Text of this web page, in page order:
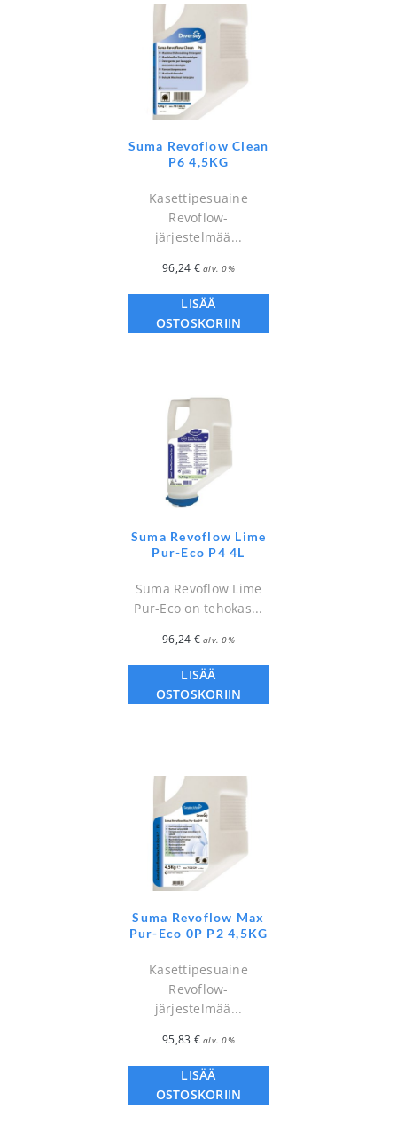
Suma Revoflow Clean
P6 4,5KG
Kasettipesuaine
Revoflow-
järjestelmää...
96,24 € alv. 0%
LISÄÄ
OSTOSKORIIN
Suma Revoflow Lime
Pur-Eco P4 4L
Suma Revoflow Lime
Pur-Eco on tehokas...
96,24 € alv. 0%
LISÄÄ
OSTOSKORIIN
Suma Revoflow Max
Pur-Eco 0P P2 4,5KG
Kasettipesuaine
Revoflow-
järjestelmää...
95,83 € alv. 0%
LISÄÄ
OSTOSKORIIN